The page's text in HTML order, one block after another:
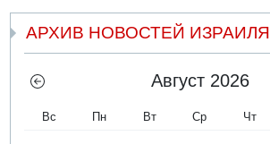
АРХИВ НОВОСТЕЙ ИЗРАИЛЯ
Август 2026
Вс Пн Вт Ср Чт